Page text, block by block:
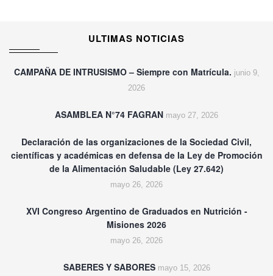
ULTIMAS NOTICIAS
CAMPAÑA DE INTRUSISMO – Siempre con Matrícula. junio 9,
2026
ASAMBLEA N°74 FAGRAN mayo 27, 2026
Declaración de las organizaciones de la Sociedad Civil,
científicas y académicas en defensa de la Ley de Promoción
de la Alimentación Saludable (Ley 27.642)
mayo 26, 2026
XVI Congreso Argentino de Graduados en Nutrición -
Misiones 2026
mayo 26, 2026
SABERES Y SABORES mayo 15, 2026